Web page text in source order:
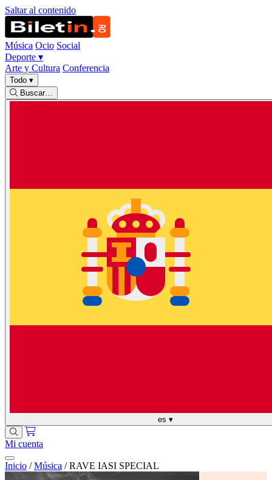
Saltar al contenido
Música Ocio Social
Deporte ▾
Arte y Cultura Conferencia
Todo ▾
Buscar…
es ▾
Mi cuenta
Inicio / Música / RAVE IASI SPECIAL